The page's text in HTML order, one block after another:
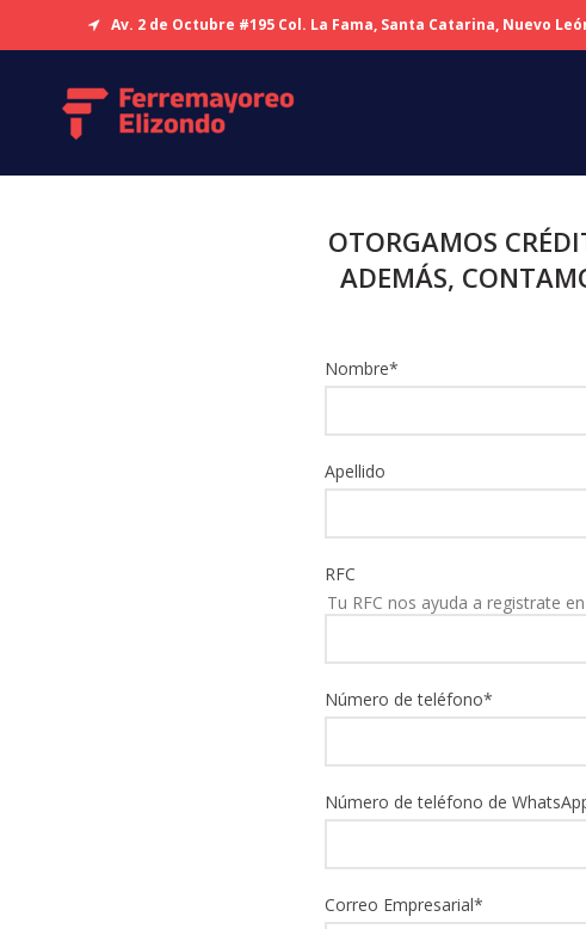
Av. 2 de Octubre #195 Col. La Fama, Santa Catarina, Nuevo
OTORGAMOS
ADEMÁS,
Nombre*
Apellido
RFC
Tu RFC nos ayuda a registrate
Número de teléfono*
Número de teléfono de
Correo Empresarial*